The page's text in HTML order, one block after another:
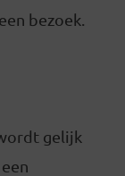
bezoek.
gelijk